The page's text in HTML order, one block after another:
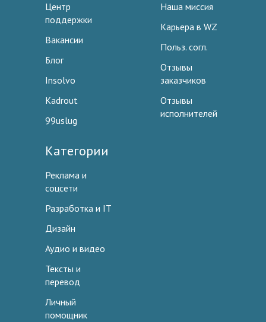
Центр
поддержки
Вакансии
Блог
Insolvo
Kadrout
99uslug
Наша миссия
Карьера в WZ
Польз. согл.
Отзывы
заказчиков
Отзывы
исполнителей
Категории
Реклама и
соцсети
Разработка и IT
Дизайн
Аудио и видео
Тексты и
перевод
Личный
помощник